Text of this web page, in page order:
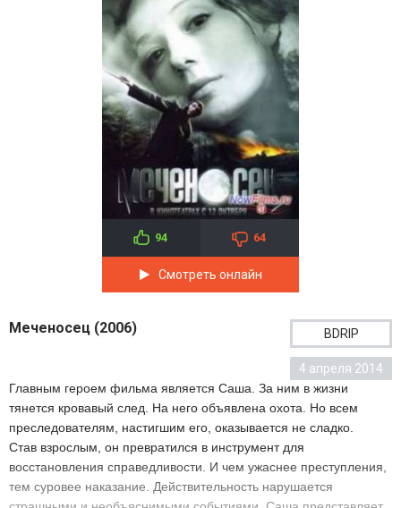
94 64
Смотреть онлайн
Меченосец (2006) BDRIP
4 апреля 2014
Главным героем фильма является Саша. За ним в жизни
тянется кровавый след. На него объявлена охота. Но всем
преследователям, настигшим его, оказывается не сладко.
Став взрослым, он превратился в инструмент для
восстановления справедливости. И чем ужаснее преступления,
тем суровее наказание. Действительность нарушается